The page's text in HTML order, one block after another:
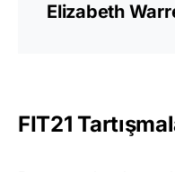
Elizabeth
FIT21